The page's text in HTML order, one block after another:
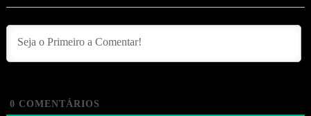
0 COMENTÁRIOS